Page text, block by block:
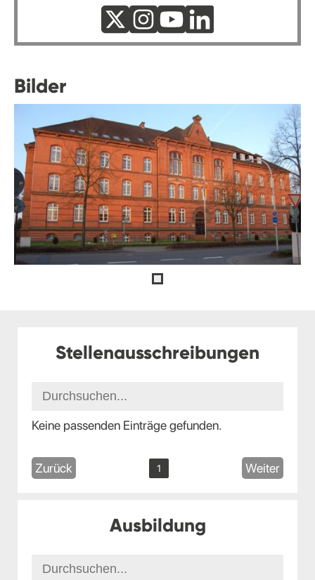
Bilder
Stellenausschreibungen
Keine passenden Einträge gefunden.
Zurück 1 Weiter
Ausbildung